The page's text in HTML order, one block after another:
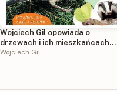
Wojciech Gil opowiada o
drzewach i ich mieszkańcach
wyd. 2026
Wojciech Gil